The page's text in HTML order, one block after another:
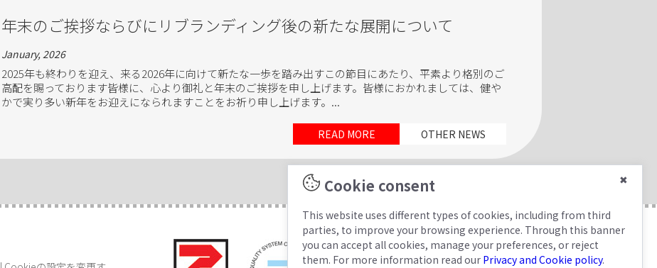
年末のご挨拶ならびにリブランディング後の新たな展開について
January, 2026
2025年も終わりを迎え、来る2026年に向けて新たな一歩を踏み出すこの節目にあたり、平素より格別のご
高配を賜っております皆様に、心より御礼と年末のご挨拶を申し上げます。皆様におかれましては、健や
かで実り多い新年をお迎えになられますことをお祈り申し上げます。...
OTHER NEWS
READ MORE
✖
Cookie consent
This website uses different types of cookies, including from third
parties, to improve your browsing experience. Through this banner
you can accept all cookies, manage your preferences, or reject
them. For more information read our Privacy and Cookie policy.